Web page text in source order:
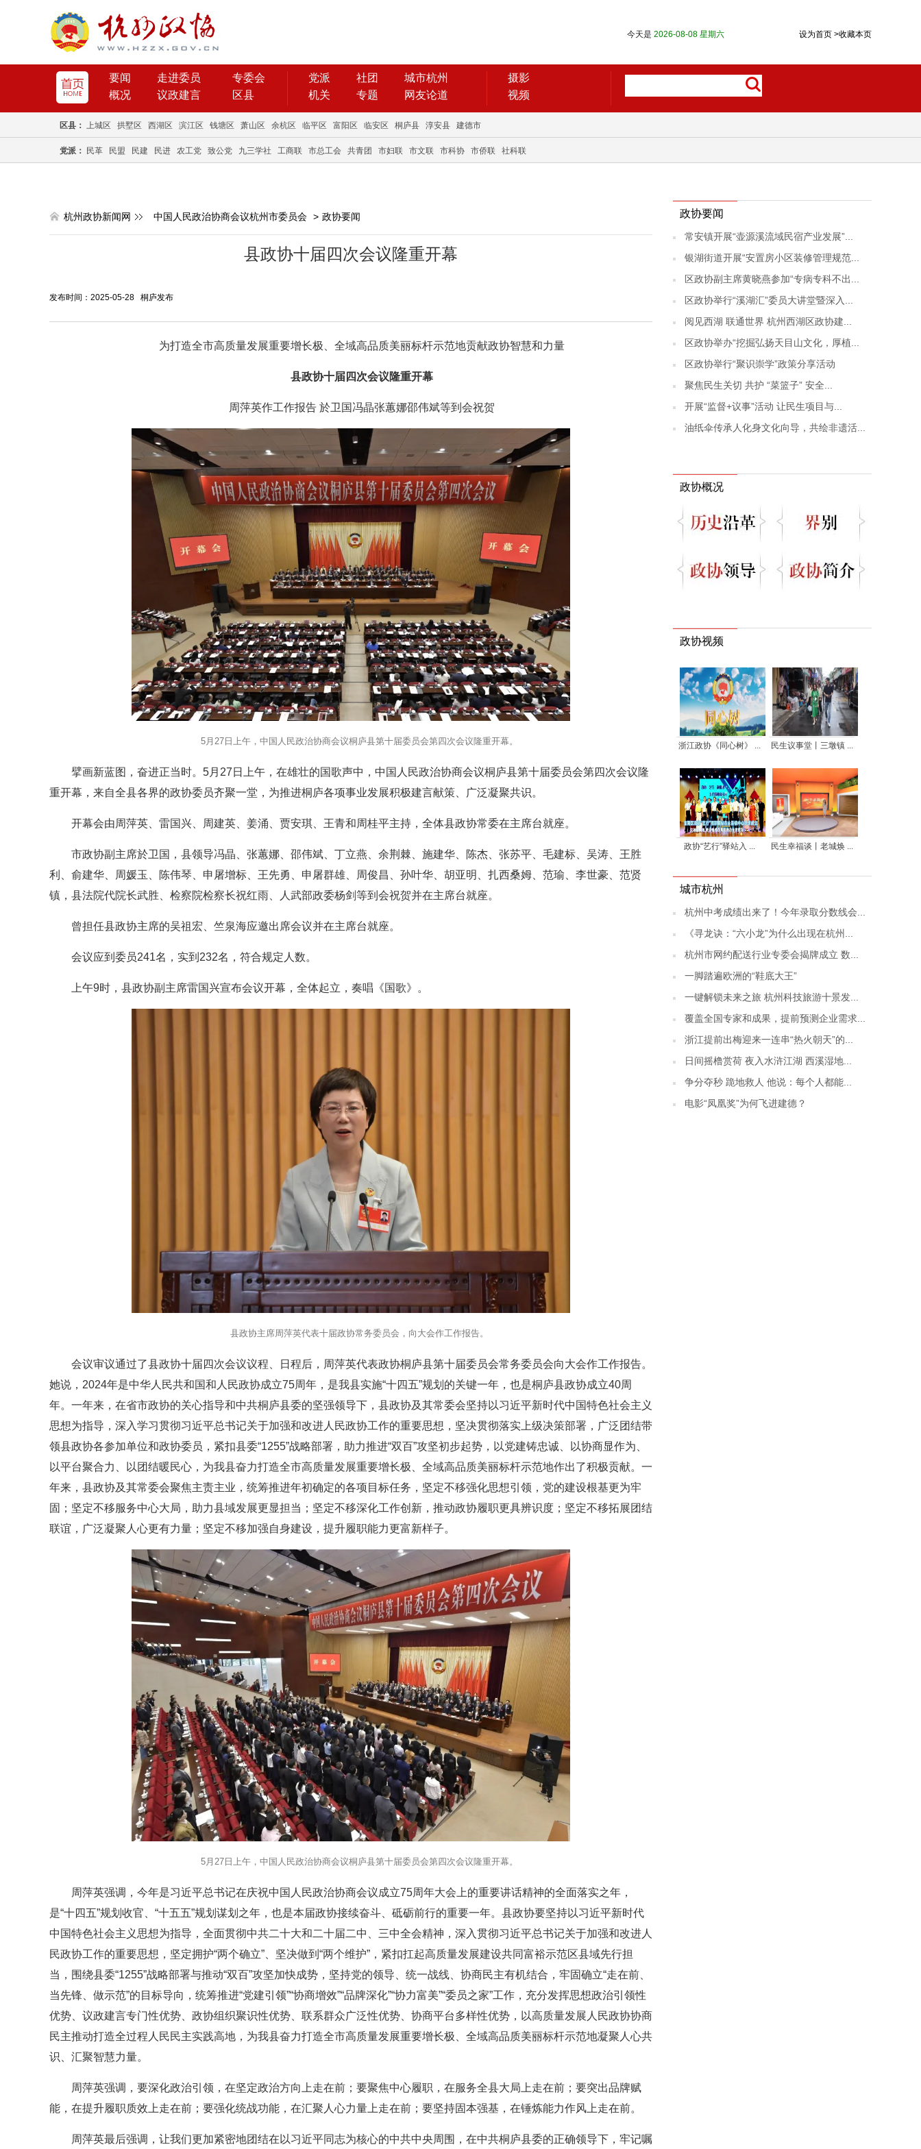
设为首页 >收藏本页
今天是 2026-08-08 星期六
要闻 走进委员
专委会
概况
议政建言 区县
党派 社团
城市杭州
机关
专题 网友论道
摄影
视频
区县： 上城区 拱墅区 西湖区 滨江区 钱塘区 萧山区 余杭区 临平区 富阳区 临安区 桐庐县 淳安县 建德市
党派： 民革 民盟 民建 民进 农工党 致公党 九三学社 工商联 市总工会 共青团 市妇联 市文联 市科协 市侨联 社科联
杭州政协新闻网 中国人民政治协商会议杭州市委员会 > 政协要闻
县政协十届四次会议隆重开幕
发布时间：2025-05-28 桐庐发布
为打造全市高质量发展重要增长极、全域高品质美丽标杆示范地贡献政协智慧和力量
县政协十届四次会议隆重开幕
周萍英作工作报告 於卫国冯晶张蕙娜邵伟斌等到会祝贺
5月27日上午，中国人民政治协商会议桐庐县第十届委员会第四次会议隆重开幕。
擘画新蓝图，奋进正当时。5月27日上午，在雄壮的国歌声中，中国人民政治协商会议桐庐县第十届委员会第四次会议隆
重开幕，来自全县各界的政协委员齐聚一堂，为推进桐庐各项事业发展积极建言献策、广泛凝聚共识。
开幕会由周萍英、雷国兴、周建英、姜涌、贾安琪、王青和周桂平主持，全体县政协常委在主席台就座。
市政协副主席於卫国，县领导冯晶、张蕙娜、邵伟斌、丁立燕、余荆棘、施建华、陈杰、张苏平、毛建标、吴涛、王胜
利、俞建华、周媛玉、陈伟琴、申屠增标、王先勇、申屠群雄、周俊昌、孙叶华、胡亚明、扎西桑姆、范瑜、李世豪、范贤
镇，县法院代院长武胜、检察院检察长祝红雨、人武部政委杨剑等到会祝贺并在主席台就座。
曾担任县政协主席的吴祖宏、竺泉海应邀出席会议并在主席台就座。
会议应到委员241名，实到232名，符合规定人数。
上午9时，县政协副主席雷国兴宣布会议开幕，全体起立，奏唱《国歌》。
县政协主席周萍英代表十届政协常务委员会，向大会作工作报告。
会议审议通过了县政协十届四次会议议程、日程后，周萍英代表政协桐庐县第十届委员会常务委员会向大会作工作报告。
她说，2024年是中华人民共和国和人民政协成立75周年，是我县实施“十四五”规划的关键一年，也是桐庐县政协成立40周
年。一年来，在省市政协的关心指导和中共桐庐县委的坚强领导下，县政协及其常委会坚持以习近平新时代中国特色社会主义
思想为指导，深入学习贯彻习近平总书记关于加强和改进人民政协工作的重要思想，坚决贯彻落实上级决策部署，广泛团结带
领县政协各参加单位和政协委员，紧扣县委“1255”战略部署，助力推进“双百”攻坚初步起势，以党建铸忠诚、以协商显作为、
以平台聚合力、以团结暖民心，为我县奋力打造全市高质量发展重要增长极、全域高品质美丽标杆示范地作出了积极贡献。一
年来，县政协及其常委会聚焦主责主业，统筹推进年初确定的各项目标任务，坚定不移强化思想引领，党的建设根基更为牢
固；坚定不移服务中心大局，助力县域发展更显担当；坚定不移深化工作创新，推动政协履职更具辨识度；坚定不移拓展团结
联谊，广泛凝聚人心更有力量；坚定不移加强自身建设，提升履职能力更富新样子。
5月27日上午，中国人民政治协商会议桐庐县第十届委员会第四次会议隆重开幕。
周萍英强调，今年是习近平总书记在庆祝中国人民政治协商会议成立75周年大会上的重要讲话精神的全面落实之年，
是“十四五”规划收官、“十五五”规划谋划之年，也是本届政协接续奋斗、砥砺前行的重要一年。县政协要坚持以习近平新时代
中国特色社会主义思想为指导，全面贯彻中共二十大和二十届二中、三中全会精神，深入贯彻习近平总书记关于加强和改进人
民政协工作的重要思想，坚定拥护“两个确立”、坚决做到“两个维护”，紧扣扛起高质量发展建设共同富裕示范区县域先行担
当，围绕县委“1255”战略部署与推动“双百”攻坚加快成势，坚持党的领导、统一战线、协商民主有机结合，牢固确立“走在前、
当先锋、做示范”的目标导向，统筹推进“党建引领”“协商增效”“品牌深化”“协力富美”“委员之家”工作，充分发挥思想政治引领性
优势、议政建言专门性优势、政协组织聚识性优势、联系群众广泛性优势、协商平台多样性优势，以高质量发展人民政协协商
民主推动打造全过程人民民主实践高地，为我县奋力打造全市高质量发展重要增长极、全域高品质美丽标杆示范地凝聚人心共
识、汇聚智慧力量。
周萍英强调，要深化政治引领，在坚定政治方向上走在前；要聚焦中心履职，在服务全县大局上走在前；要突出品牌赋
能，在提升履职质效上走在前；要强化统战功能，在汇聚人心力量上走在前；要坚持固本强基，在锤炼能力作风上走在前。
周萍英最后强调，让我们更加紧密地团结在以习近平同志为核心的中共中央周围，在中共桐庐县委的正确领导下，牢记嘱
政协要闻
常安镇开展“壶源溪流域民宿产业发展”...
银湖街道开展“安置房小区装修管理规范...
区政协副主席黄晓燕参加“专病专科不出...
区政协举行“溪湖汇”委员大讲堂暨深入...
阅见西湖 联通世界 杭州西湖区政协建...
区政协举办“挖掘弘扬天目山文化，厚植...
区政协举行“聚识崇学”政策分享活动
聚焦民生关切 共护 “菜篮子” 安全...
开展“监督+议事”活动 让民生项目与...
油纸伞传承人化身文化向导，共绘非遗活...
政协概况
政协视频
浙江政协《同心树》 ... 民生议事堂丨三墩镇 ...
政协“艺行”驿站入 ... 民生幸福谈丨老城焕 ...
城市杭州
杭州中考成绩出来了！今年录取分数线会...
《寻龙诀：“六小龙”为什么出现在杭州...
杭州市网约配送行业专委会揭牌成立 数...
一脚踏遍欧洲的“鞋底大王”
一键解锁未来之旅 杭州科技旅游十景发...
覆盖全国专家和成果，提前预测企业需求...
浙江提前出梅迎来一连串“热火朝天”的...
日间摇橹赏荷 夜入水浒江湖 西溪湿地...
争分夺秒 跪地救人 他说：每个人都能...
电影“凤凰奖”为何飞进建德？